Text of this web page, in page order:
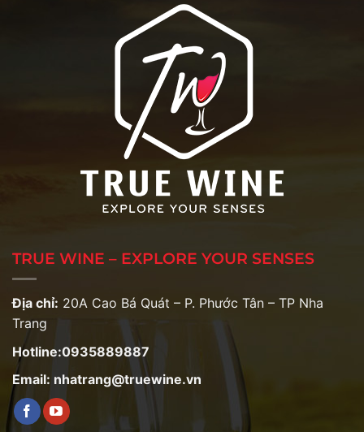
TRUE WINE – EXPLORE YOUR SENSES
Địa chỉ: 20A Cao Bá Quát – P. Phước Tân – TP Nha
Trang
Hotline:0935889887
Email: nhatrang@truewine.vn